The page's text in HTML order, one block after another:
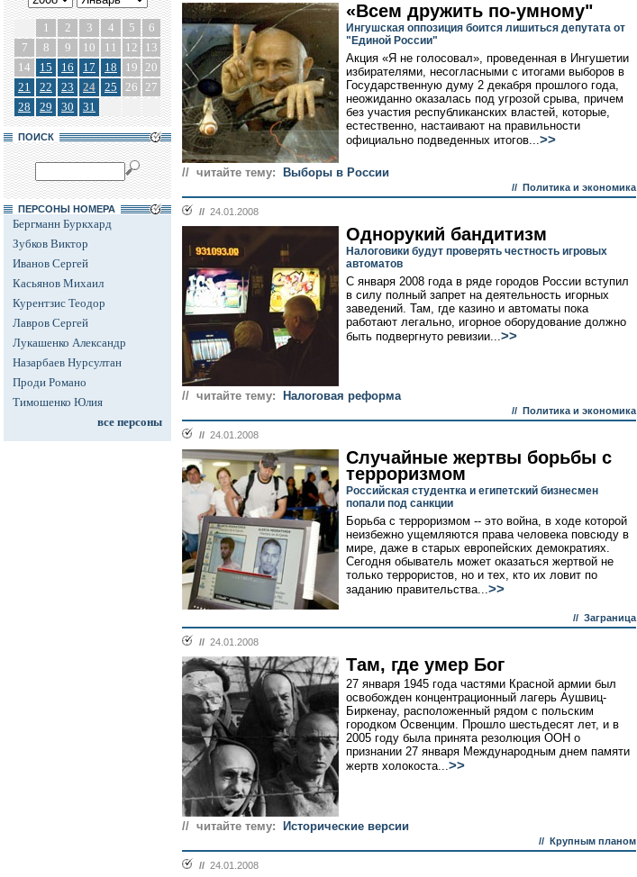
1 2 3 4 5
6
7
8 9 10 11 12
13
14
15 16 17 18 19 20
21
22 23 24 25 26 27
28
29 30 31
ПОИСК
ПЕРСОНЫ НОМЕРА
Бергманн Буркхард
Зубков Виктор
Иванов Сергей
Касьянов Михаил
Курентзис Теодор
Лавров Сергей
Лукашенко Александр
Назарбаев Нурсултан
Проди Романо
Тимошенко Юлия
все персоны
«Всем дружить по-умному"
Ингушская оппозиция боится лишиться депутата от
"Единой России"
Акция «Я не голосовал», проведенная в Ингушетии
избирателями, несогласными с итогами выборов в
Государственную думу 2 декабря прошлого года,
неожиданно оказалась под угрозой срыва, причем
без участия республиканских властей, которые,
естественно, настаивают на правильности
официально подведенных итогов...>>
// читайте тему: Выборы в России
// Политика и экономика
// 24.01.2008
Однорукий бандитизм
Налоговики будут проверять честность игровых
автоматов
С января 2008 года в ряде городов России вступил
в силу полный запрет на деятельность игорных
заведений. Там, где казино и автоматы пока
работают легально, игорное оборудование должно
быть подвергнуто ревизии...>>
// читайте тему: Налоговая реформа
// Политика и экономика
// 24.01.2008
Случайные жертвы борьбы с
терроризмом
Российская студентка и египетский бизнесмен
попали под санкции
Борьба с терроризмом -- это война, в ходе которой
неизбежно ущемляются права человека повсюду в
мире, даже в старых европейских демократиях.
Сегодня обыватель может оказаться жертвой не
только террористов, но и тех, кто их ловит по
заданию правительства...>>
// Заграница
// 24.01.2008
Там, где умер Бог
27 января 1945 года частями Красной армии был
освобожден концентрационный лагерь Аушвиц-
Биркенау, расположенный рядом с польским
городком Освенцим. Прошло шестьдесят лет, и в
2005 году была принята резолюция ООН о
признании 27 января Международным днем памяти
жертв холокоста...>>
// читайте тему: Исторические версии
// Крупным планом
// 24.01.2008